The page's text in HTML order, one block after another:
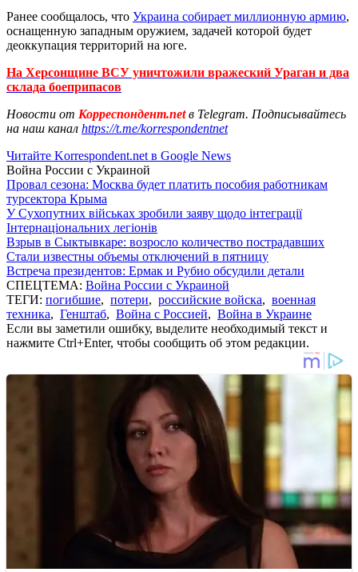
Ранее сообщалось, что Украина собирает миллионную армию,
оснащенную западным оружием, задачей которой будет
деоккупация территорий на юге.
На Херсонщине ВСУ уничтожили вражеский Ураган и два
склада боеприпасов
Новости от Корреспондент.netв Telegram. Подписывайтесь
на наш канал https://t.me/korrespondentnet
Читайте Korrespondent.net в Google News
Война России с Украиной
Провал сезона: Москва будет платить пособия работникам
турсектора Крыма
У Сухопутних військах зробили заяву щодо інтеграції
Інтернаціональних легіонів
Взрыв в Сыктывкаре: возросло количество пострадавших
Стали известны объемы отключений в пятницу
Встреча президентов: Ермак и Рубио обсудили детали
СПЕЦТЕМА: Война России с Украиной
ТЕГИ: погибшие, потери, российские войска, военная
техника, Генштаб, Война с Россией, Война в Украине
Если вы заметили ошибку, выделите необходимый текст и
нажмите Ctrl+Enter, чтобы сообщить об этом редакции.